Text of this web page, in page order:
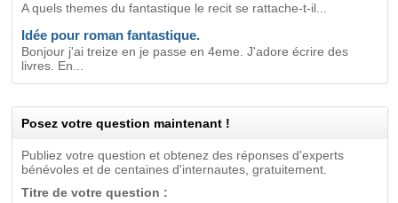
A quels themes du fantastique le recit se rattache-t-il...
Idée pour roman fantastique.
Bonjour j'ai treize en je passe en 4eme. J'adore écrire des
livres. En...
Posez votre question maintenant !
Publiez votre question et obtenez des réponses d'experts
bénévoles et de centaines d'internautes, gratuitement.
Titre de votre question :